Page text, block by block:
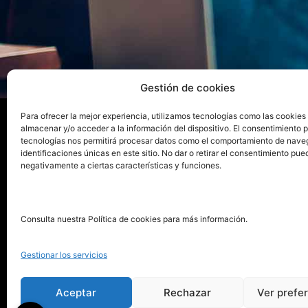
Gestión de cookies
Para ofrecer la mejor experiencia, utilizamos tecnologías como las cookies
almacenar y/o acceder a la información del dispositivo. El consentimiento
tecnologías nos permitirá procesar datos como el comportamiento de
identificaciones únicas en este sitio. No dar o retirar el consentimiento
negativamente a ciertas características y funciones.
Consulta nuestra Política de cookies para más información.
Gestionar los servicios
Aceptar Rechazar Ver
pionero de autoedición
911 413 306
info@puntorojolibros.com
La